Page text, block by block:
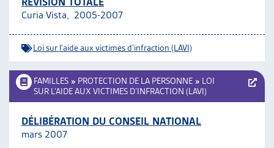
Curia Vista, 2005-2007
Loi sur l'aide aux victimes d'infraction (LAVI)
FAMILLES » PROTECTION DE LA PERSONNE » LOI
SUR L’AIDE AUX VICTIMES D’INFRACTION (LAVI)
DÉLIBÉRATION DU CONSEIL NATIONAL
mars 2007